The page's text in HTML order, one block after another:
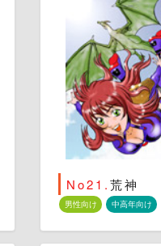
No21.荒神
男性向け 中高年向け